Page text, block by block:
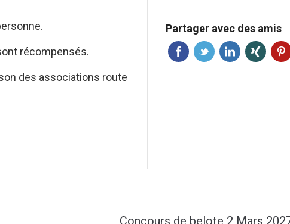
récompensés.
des associations route
Partager avec des amis
Concours de belote 2 Mars